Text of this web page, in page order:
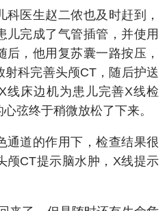
医生赵二侬也及时赶到，
儿完成了气管插管，并使用
，他用复苏囊一路按压，
科完善头颅CT，随后护送
线床边机为患儿完善X线检
弦终于稍微放松了下来。
道的作用下，检查结果很
颅CT提示脑水肿，X线提示